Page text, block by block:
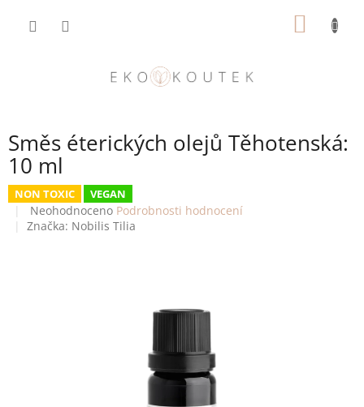
Směs éterických olejů Těhotenská:
10 ml
NON TOXIC VEGAN
Průměrné
hodnocení
Neohodnoceno Podrobnosti hodnocení
Značka: Nobilis Tilia